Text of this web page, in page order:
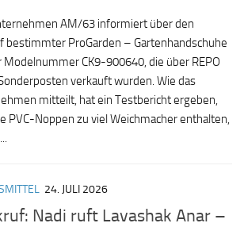
AM/63 informiert über den
bestimmter ProGarden – Gartenhandschuhe
Modelnummer CK9-900640, die über REPO
verkauft wurden. Wie das
mitteilt, hat ein Testbericht ergeben,
PVC-Noppen zu viel Weichmacher enthalten,
24. JULI 2026
Nadi ruft Lavashak Anar –